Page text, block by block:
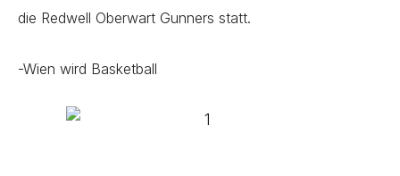
die Redwell Oberwart Gunners statt.
-Wien wird Basketball